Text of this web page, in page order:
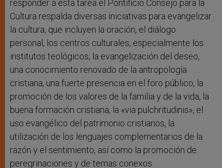
responder a esta tarea el Pontificio Consejo para la
Cultura respalda diversas iniciativas para evangelizar
la cultura, que incluyen la oración, el diálogo
personal, los centros culturales, especialmente los
institutos teológicos, la evangelización del deseo,
una conocimiento renovado de la antropología
cristiana, una fuerte presencia en el foro público, la
promoción de los valores de la familia y de la vida, la
buena formación cristiana, la «via pulchritudinis», el
uso evangélico del patrimonio cristianos, la
utilización de los lenguajes complementarios de la
razón y el sentimiento, así como la promoción de
peregrinaciones y de temas conexos.